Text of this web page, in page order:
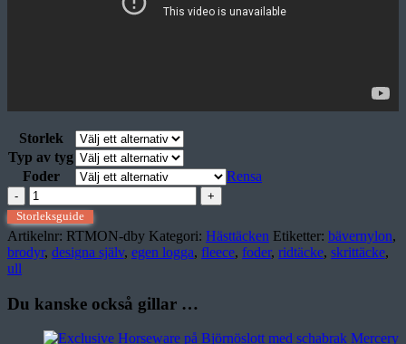
Storlek
Typ av tyg
Foder
Rensa
Ridtäcke
MONTENMEDIO
dby
mängd
Storleksguide
Artikelnr: RTMON-dby Kategori: Hästtäcken Etiketter: bävernylon,
brodyr, designa själv, egen logga, fleece, foder, ridtäcke, skrittäcke,
ull
Du kanske också gillar …